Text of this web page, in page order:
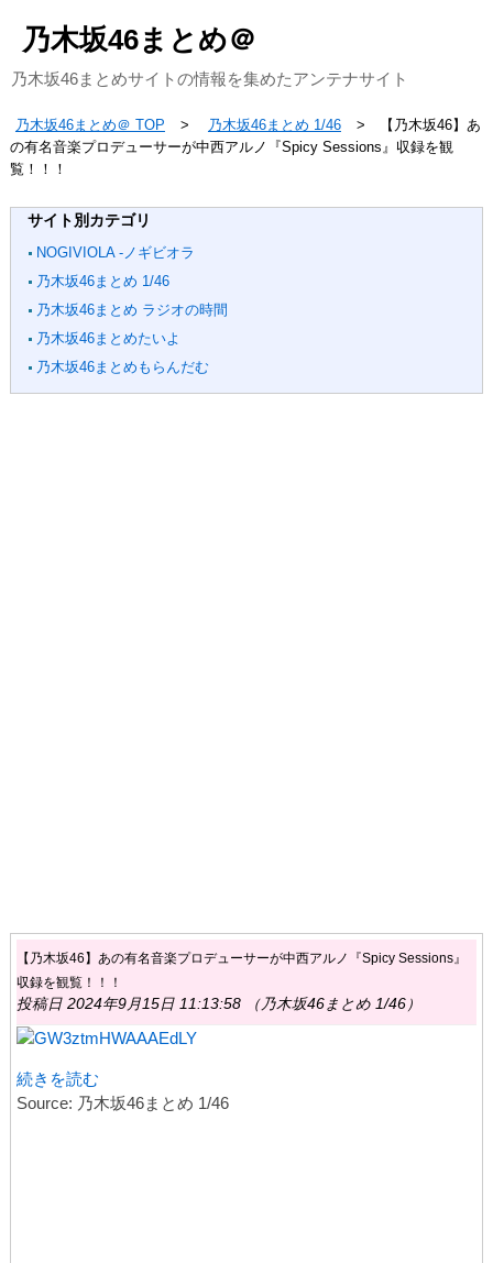
乃木坂46まとめ＠
乃木坂46まとめサイトの情報を集めたアンテナサイト
乃木坂46まとめ＠ TOP 乃木坂46まとめ 1/46
【乃木坂46】あ
の有名音楽プロデューサーが中西アルノ『Spicy Sessions』収録を観
覧！！！
サイト別カテゴリ
NOGIVIOLA -ノギビオラ
乃木坂46まとめ 1/46
乃木坂46まとめ ラジオの時間
乃木坂46まとめたいよ
乃木坂46まとめもらんだむ
【乃木坂46】あの有名音楽プロデューサーが中西アルノ『Spicy Sessions』
収録を観覧！！！
投稿日 2024年9月15日 11:13:58 （乃木坂46まとめ 1/46）
続きを読む
Source: 乃木坂46まとめ 1/46